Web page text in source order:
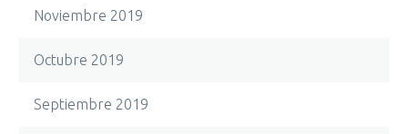
Noviembre 2019
Octubre 2019
Septiembre 2019